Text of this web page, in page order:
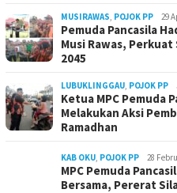
MUSIRAWAS POJOK PP 29
Pemuda Pancasila
Musi Rawas,
2045
LUBUKLINGGAU POJOK PP
Ketua MPC Pemuda
Melakukan Aksi
Ramadhan
KAB OKU POJOK PP 28
MPC Pemuda
Bersama, Pererat